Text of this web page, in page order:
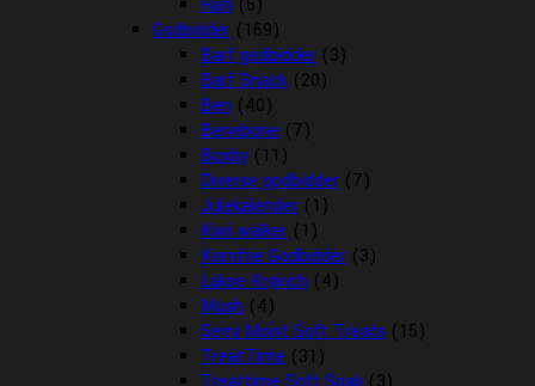
Rafi (6)
Godbidder (169)
Barf godbidder (3)
Barf Snack (20)
Ben (40)
Benebone (7)
Boxby (11)
Diverse godbidder (7)
Julekalender (1)
Kiwi walker (1)
Kornfrie Godbidder (3)
Lakse Krønch (4)
Mush (4)
Semi Moist Soft Treats (15)
TreatTime (31)